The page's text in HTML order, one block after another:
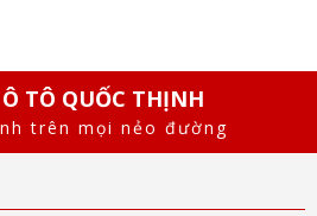
TÔ QUỐC THỊNH
trên mọi nẻo đường